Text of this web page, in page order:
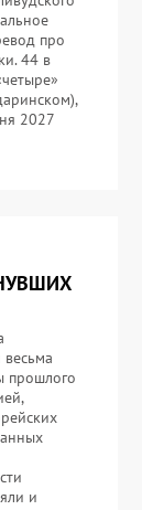
про
44 в
2027
прошлого
и